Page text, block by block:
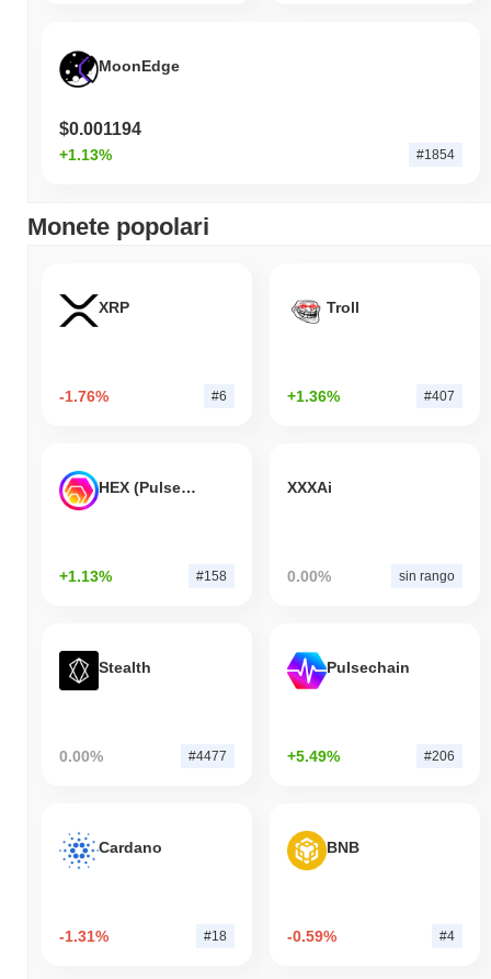
MoonEdge
$0.001194
+1.13% #1854
Monete popolari
XRP
-1.76% #6
Troll
+1.36% #407
HEX (Pulsechain)
+1.13% #158
XXXAi
0.00% sin rango
Stealth
0.00% #4477
Pulsechain
+5.49% #206
Cardano
-1.31% #18
BNB
-0.59% #4